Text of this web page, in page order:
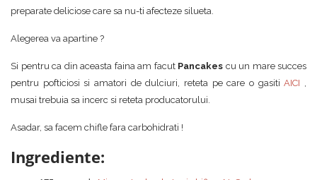
preparate deliciose care sa nu-ti afecteze silueta.
Alegerea va apartine ?
Si pentru ca din aceasta faina am facut Pancakes cu un mare succes
pentru pofticiosi si amatori de dulciuri, reteta pe care o gasitiAICI ,
musai trebuia sa incerc si reteta producatorului.
Asadar, sa facem chifle fara carbohidrati !
Ingrediente: